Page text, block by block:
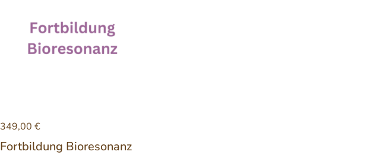
349,00 €
Fortbildung Bioresonanz